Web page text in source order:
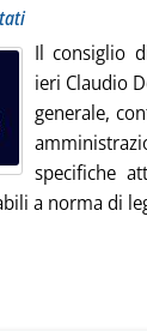
Il consiglio
ieri Claudio
generale,
specifiche
a norma di